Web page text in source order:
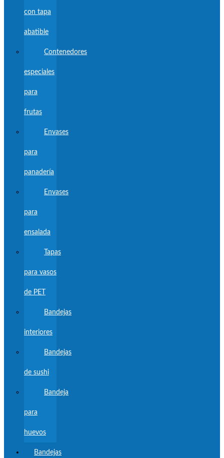
con tapa
abatible
Contenedores
especiales
para
frutas
Envases
para
panadería
Envases
para
ensalada
Tapas
para vasos
de PET
Bandejas
interiores
Bandejas
de sushi
Bandeja
para
huevos
Bandejas